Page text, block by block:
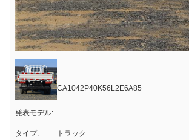
発表モデル:
CA1042P40K56L2E6A85
タイプ: トラック